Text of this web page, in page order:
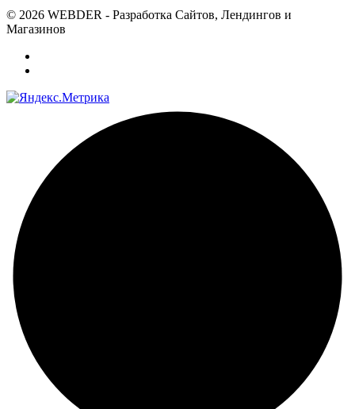
© 2026 WEBDER - Разработка Сайтов, Лендингов и
Магазинов